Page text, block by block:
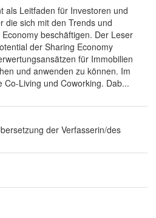
als Leitfaden für Investoren und
die sich mit den Trends und
beschäftigen. Der Leser
der Sharing Economy
für Immobilien
und anwenden zu können. Im
Co-Living und Coworking. Dab...
der Verfasserin/des